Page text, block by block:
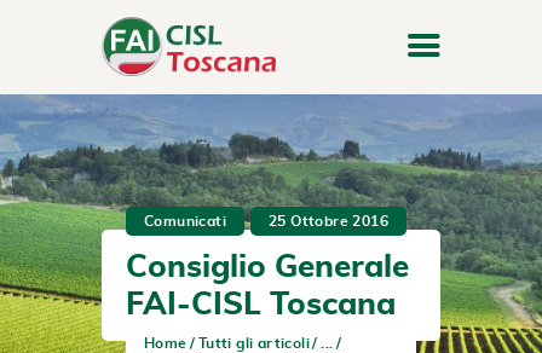
Comunicati 25 Ottobre 2016
Consiglio Generale
FAI-CISL Toscana
Home Tutti gli articoli